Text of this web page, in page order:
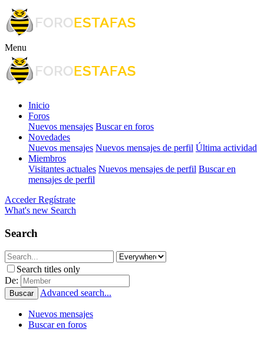
Menu
Inicio
Foros
Nuevos mensajes Buscar en foros
Novedades
Nuevos mensajes Nuevos mensajes de perfil Última actividad
Miembros
Visitantes actuales Nuevos mensajes de perfil Buscar en
mensajes de perfil
Acceder Regístrate
What's new Search
Search
Search titles only
De:
Buscar Advanced search...
Nuevos mensajes
Buscar en foros